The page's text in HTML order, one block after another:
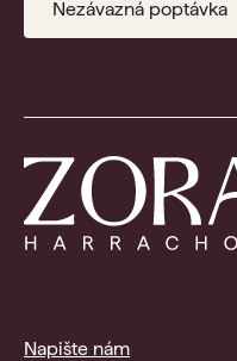
Nezávazná poptávka
Napište nám